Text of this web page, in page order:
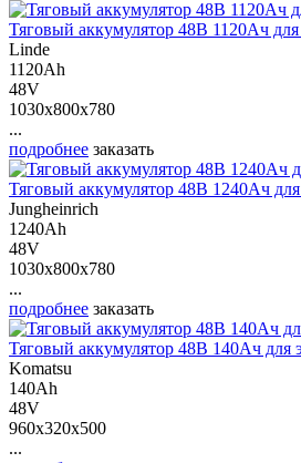
Тяговый аккумулятор 48В 1120Ач для
Linde
1120Ah
48V
1030x800x780
...
подробнее заказать
Тяговый аккумулятор 48В 1240Ач для
Jungheinrich
1240Ah
48V
1030x800x780
...
подробнее заказать
Тяговый аккумулятор 48В 140Ач для
Komatsu
140Ah
48V
960x320x500
...